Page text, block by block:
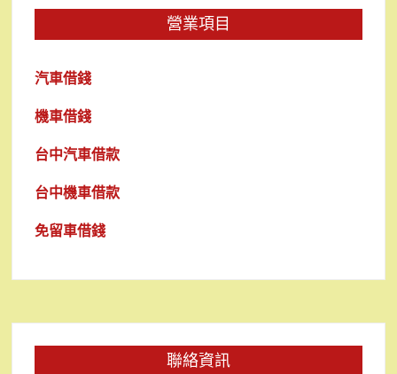
營業項目
汽車借錢
機車借錢
台中汽車借款
台中機車借款
免留車借錢
聯絡資訊